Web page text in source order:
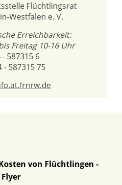
Flüchtlingsrat
Westfalen e. V.
Erreichbarkeit:
Freitag 10-16 Uhr
- 587315 6
- 587315 75
von Flüchtlingen -